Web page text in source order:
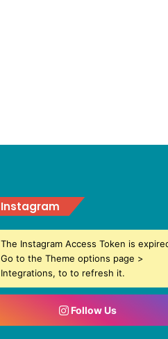
Instagram
The Instagram Access Token is
Go to the Theme options page >
Integrations, to to refresh it.
Follow Us